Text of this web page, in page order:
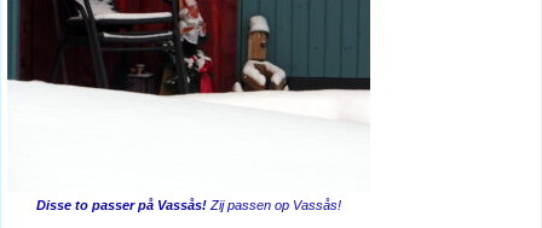
Disse to passer på Vassås!Zij passen op Vassås!